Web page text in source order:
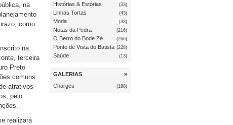
na
como
na
terceira
Preto
comuns
atrativos
pelo
realizará
Histórias & Estórias (33)
Linhas Tortas (43)
Moda (33)
Notas da Pedra (216)
O Berro do Bode Zé (266)
Ponto de Vista do Batista (228)
Saúde (13)
GALERIAS
»
Charges
(198)